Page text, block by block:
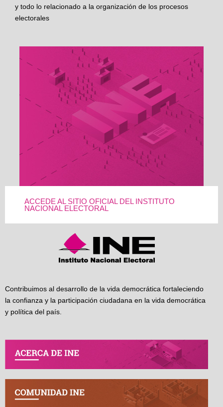
y todo lo relacionado a la organización de los procesos
electorales
ACCEDE AL SITIO OFICIAL DEL INSTITUTO
NACIONAL ELECTORAL
Contribuimos al desarrollo de la vida democrática fortaleciendo
la confianza y la participación ciudadana en la vida democrática
y política del país.